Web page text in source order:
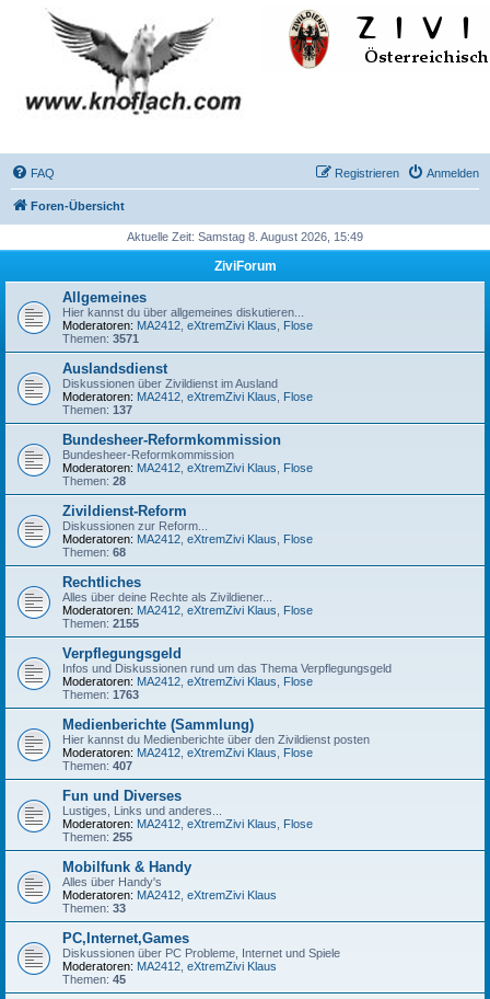
FAQ Anmelden
Registrieren
Foren-Übersicht
Aktuelle Zeit: Samstag 8. August 2026, 15:49
ZiviForum
Allgemeines
Hier kannst du über allgemeines diskutieren...
Moderatoren: MA2412 eXtremZivi Klaus
Flose
Themen: 3571
Auslandsdienst
Diskussionen über Zivildienst im Ausland
Moderatoren: MA2412 eXtremZivi Klaus
Flose
Themen: 137
Bundesheer-Reformkommission
Bundesheer-Reformkommission
Moderatoren: MA2412 eXtremZivi Klaus
Flose
Themen: 28
Zivildienst-Reform
Diskussionen zur Reform...
Moderatoren: MA2412 eXtremZivi Klaus
Flose
Themen: 68
Rechtliches
Alles über deine Rechte als Zivildiener...
Moderatoren: MA2412 eXtremZivi Klaus
Flose
Themen: 2155
Verpflegungsgeld
Infos und Diskussionen rund um das Thema Verpflegungsgeld
Moderatoren: MA2412 eXtremZivi Klaus
Flose
Themen: 1763
Medienberichte (Sammlung)
Hier kannst du Medienberichte über den Zivildienst posten
Moderatoren: MA2412 eXtremZivi Klaus
Flose
Themen: 407
Fun und Diverses
Lustiges, Links und anderes...
Moderatoren: MA2412 eXtremZivi Klaus
Flose
Themen: 255
Mobilfunk & Handy
Alles über Handy's
Moderatoren: MA2412 eXtremZivi Klaus
Themen: 33
PC,Internet,Games
Diskussionen über PC Probleme, Internet und Spiele
Moderatoren: MA2412 eXtremZivi Klaus
Themen: 45